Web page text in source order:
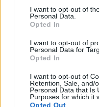
I want to opt-out of
Personal Data.
Opted In
I want to opt-out of
Personal Data for
Opted In
I want to opt-out of
Retention, Sale, and/
Personal Data that Is
Purposes for which it
Opted Out
Kötéslisták: BÉT
kötéslistái
MÁR ELŐFIZETŐNK